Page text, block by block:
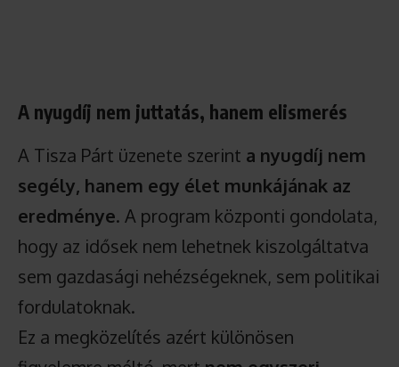
A nyugdíj nem juttatás, hanem elismerés
A Tisza Párt üzenete szerint a nyugdíj nem
segély, hanem egy élet munkájának az
eredménye. A program központi gondolata,
hogy az idősek nem lehetnek kiszolgáltatva
sem gazdasági nehézségeknek, sem politikai
fordulatoknak.
Ez a megközelítés azért különösen